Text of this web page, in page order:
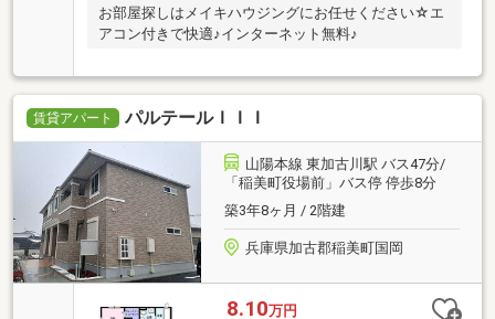
お部屋探しはメイキハウジングにお任せください☆エ
アコン付きで快適♪インターネット無料♪
賃貸アパート パルテールＩＩＩ
山陽本線 東加古川駅 バス47分/
「稲美町役場前」バス停 停歩8分
築3年8ヶ月 / 2階建
兵庫県加古郡稲美町国岡
8.10万円